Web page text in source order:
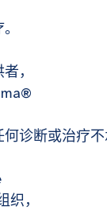
，
诊断或治疗
，